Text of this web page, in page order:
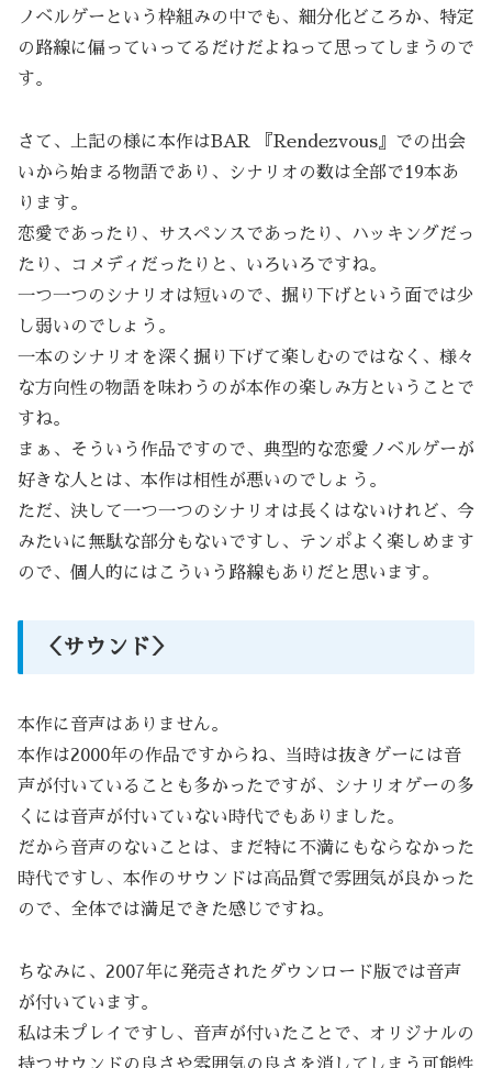
ノベルゲーという枠組みの中でも、細分化どころか、特定
の路線に偏っていってるだけだよねって思ってしまうので
す。
さて、上記の様に本作はBAR 『Rendezvous』での出会
いから始まる物語であり、シナリオの数は全部で19本あ
ります。
恋愛であったり、サスペンスであったり、ハッキングだっ
たり、コメディだったりと、いろいろですね。
一つ一つのシナリオは短いので、掘り下げという面では少
し弱いのでしょう。
一本のシナリオを深く掘り下げて楽しむのではなく、様々
な方向性の物語を味わうのが本作の楽しみ方ということで
すね。
まぁ、そういう作品ですので、典型的な恋愛ノベルゲーが
好きな人とは、本作は相性が悪いのでしょう。
ただ、決して一つ一つのシナリオは長くはないけれど、今
みたいに無駄な部分もないですし、テンポよく楽しめます
ので、個人的にはこういう路線もありだと思います。
＜サウンド＞
本作に音声はありません。
本作は2000年の作品ですからね、当時は抜きゲーには音
声が付いていることも多かったですが、シナリオゲーの多
くには音声が付いていない時代でもありました。
だから音声のないことは、まだ特に不満にもならなかった
時代ですし、本作のサウンドは高品質で雰囲気が良かった
ので、全体では満足できた感じですね。
ちなみに、2007年に発売されたダウンロード版では音声
が付いています。
私は未プレイですし、音声が付いたことで、オリジナルの